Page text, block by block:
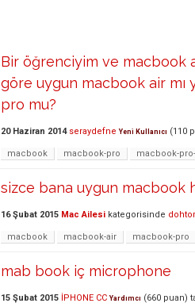
Bir öğrenciyim ve macbook
göre uygun macbook air mı
pro mu?
20 Haziran 2014 seraydefne Yeni Kullanıcı (110
macbook macbook-pro macbook-
sizce bana uygun macbook
16 Şubat 2015 Mac Ailesi kategorisinde
macbook macbook-air macbook-pro
mab book iç microphone
15 Şubat 2015 İPHONE CC Yardımcı (660 puan)